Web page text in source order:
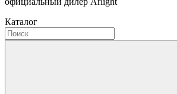
Каталог